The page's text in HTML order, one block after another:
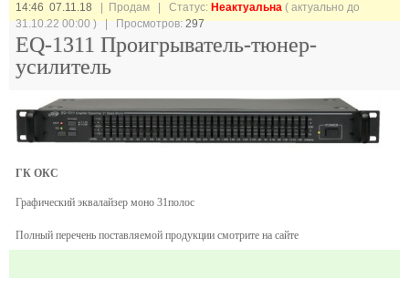
14:46 07.11.18 | Продам | Статус: Неактуальна ( актуально до
31.10.22 00:00 ) | Просмотров:297
EQ-1311 Проигрыватель-тюнер-
усилитель
ГК ОКС
Графический эквалайзер моно 31полос
Полный перечень поставляемой продукции смотрите на сайте